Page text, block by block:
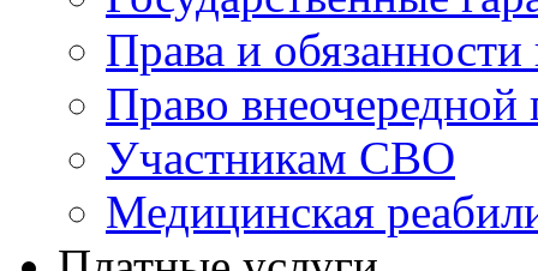
Права и
Право
Участникам СВО
Медицинская